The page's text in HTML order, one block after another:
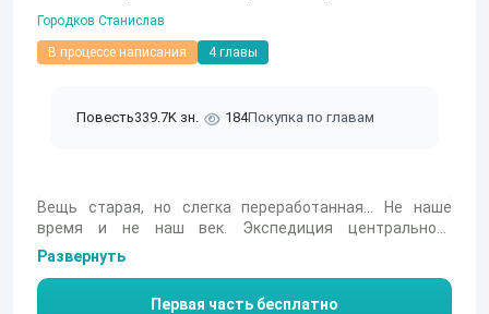
Городков Станислав
В процессе написания 4 главы
Повесть339.7K зн. 184Покупка по главам
Вещь старая, но слегка переработанная... Не наше
время и не наш век. Экспедиция центрального
университета Федерации высаживается на одну из
планет… Научная фантастика с элементами «черного»
юмора.
Развернуть
Первая часть бесплатно